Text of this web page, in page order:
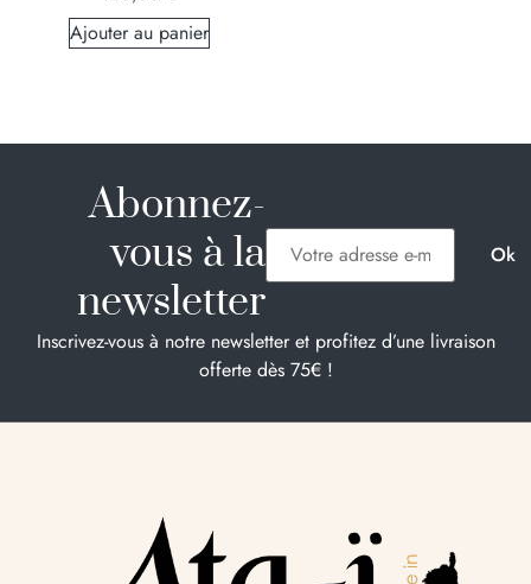
Ajouter au panier
Abonnez-
vous à la
newsletter
Inscrivez-vous à notre newsletter et profitez d’une livraison
offerte dès 75€ !